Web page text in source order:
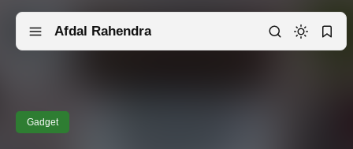
Afdal Rahendra
Gadget